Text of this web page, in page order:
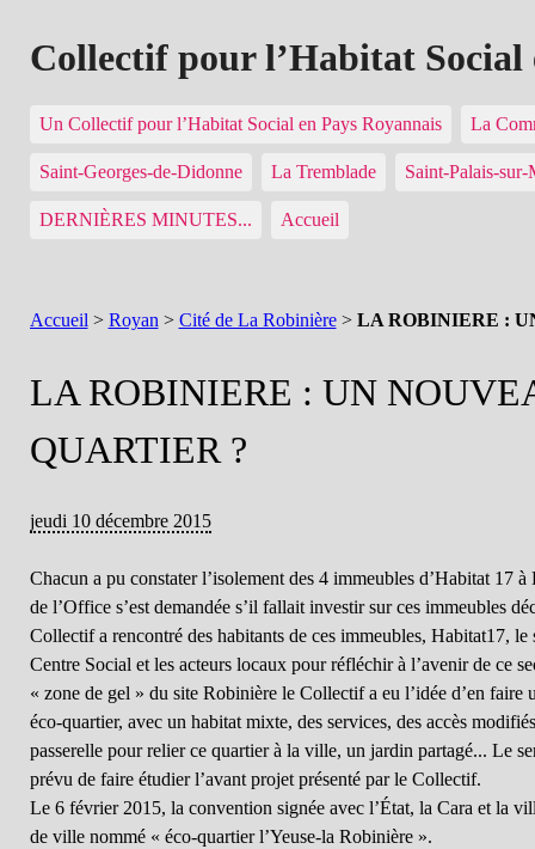
Collectif pour l’Habitat Social
Un Collectif pour l’Habitat Social en Pays Royannais La
Saint-Georges-de-Didonne La Tremblade Saint-Palais-sur-
DERNIÈRES MINUTES... Accueil
Accueil > Royan > Cité de La Robinière> LA ROBINIERE :
LA ROBINIERE : UN
QUARTIER ?
jeudi 10 décembre 2015
Chacun a pu constater l’isolement des 4 immeubles d’Habitat 17
de l’Office s’est demandée s’il fallait investir sur ces immeubles
Collectif a rencontré des habitants de ces immeubles, Habitat17,
Centre Social et les acteurs locaux pour réfléchir à l’avenir de ce
« zone de gel » du site Robinière le Collectif a eu l’idée d’en faire
éco-quartier, avec un habitat mixte, des services, des accès
passerelle pour relier ce quartier à la ville, un jardin partagé... Le
prévu de faire étudier l’avant projet présenté par le Collectif.
Le 6 février 2015, la convention signée avec l’État, la Cara et la
de ville nommé « éco-quartier l’Yeuse-la Robinière ».